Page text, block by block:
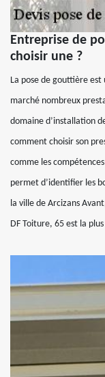
Entreprise de
choisir une ?
La pose de gouttière
marché nombreux
domaine d’installation
comment choisir son
comme les
permet d’identifier les
la ville de Arcizans
DF Toiture, 65 est la